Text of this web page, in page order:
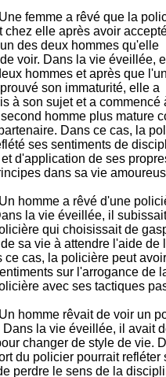
femme a rêvé que la
chez elle après avoir
des deux hommes qu'elle
voir. Dans la vie éveillée,
hommes et après que
son immaturité, elle a
à son sujet et a commencé
homme plus mature
Dans ce cas, la
ses sentiments de
d'application de ses
dans sa vie
homme a rêvé d'une
la vie éveillée, il
qui choisissait de
sa vie à attendre l'aide de
ce cas, la policière peut avoir
sur l'arrogance de
avec ses tactiques
homme rêvait de voir un
Dans la vie éveillée, il avait
changer de style de vie.
du policier pourrait refléter
perdre le sens de la